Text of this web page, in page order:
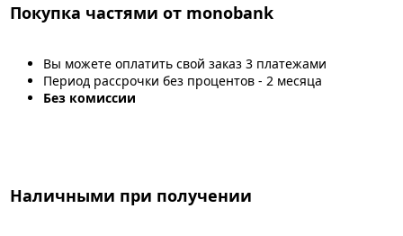
Покупка частями от monobank
Вы можете оплатить свой заказ 3 платежами
Период рассрочки без процентов - 2 месяца
Без комиссии
Наличными при получении